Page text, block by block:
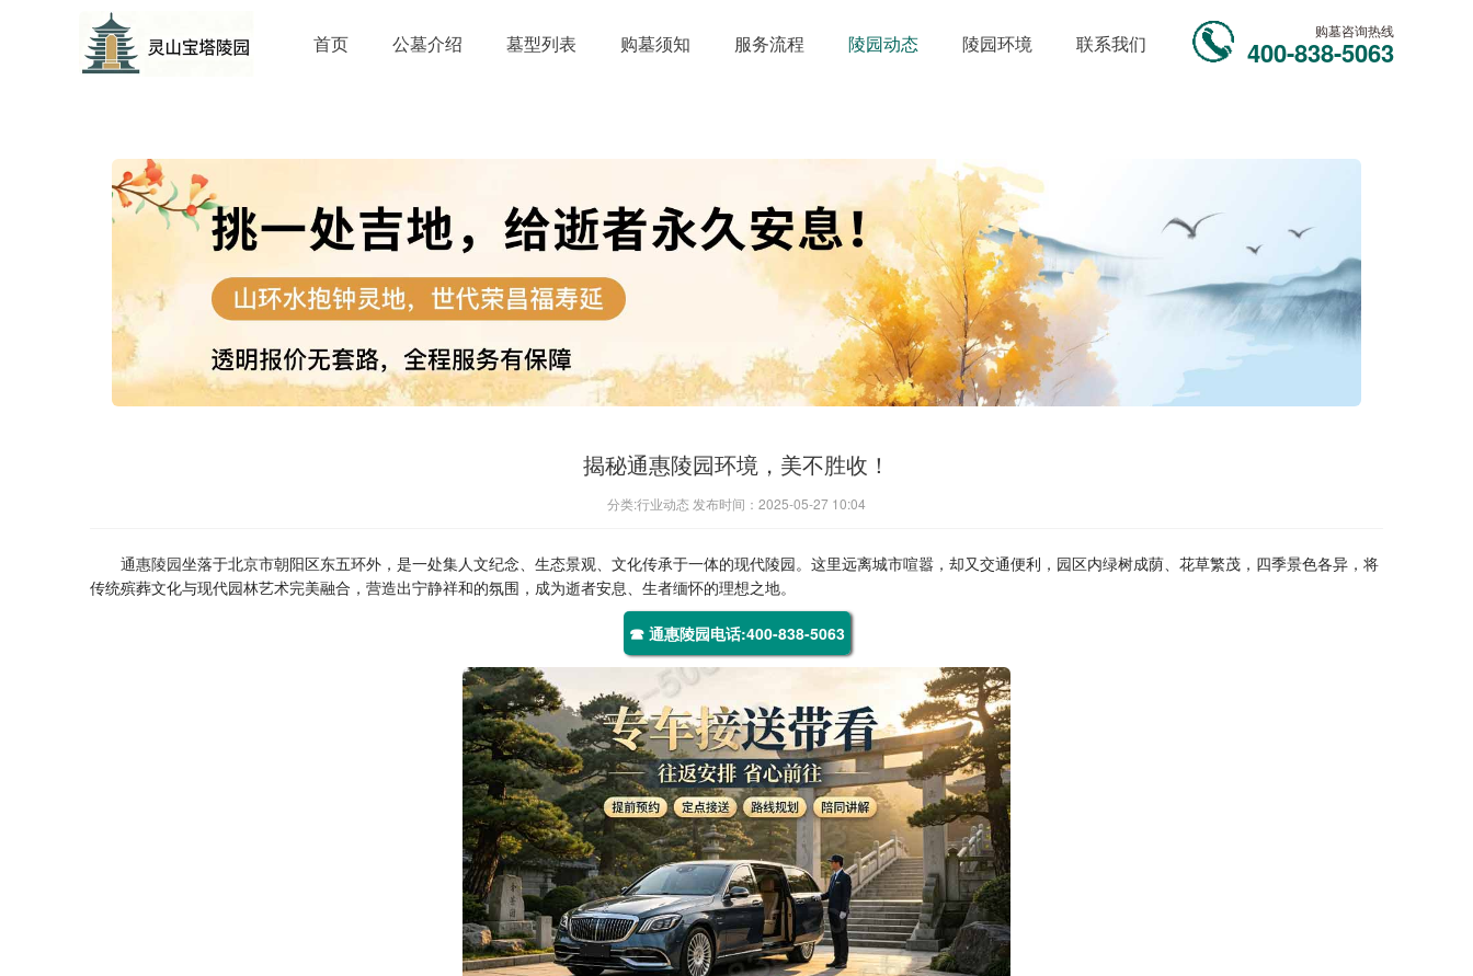
首页 公墓介绍 墓型列表 购墓须知 服务流程 陵园动态 陵园环境 联系我们
购墓咨询热线
400-838-5063
揭秘通惠陵园环境，美不胜收！
分类:行业动态 发布时间：2025-05-27 10:04
通惠陵园坐落于北京市朝阳区东五环外，是一处集人文纪念、生态景观、文化传承于一体的现代陵园。这里远离城市喧嚣，却又交通便利，园区内绿树成荫、花草繁茂，四季景色各异，将
传统殡葬文化与现代园林艺术完美融合，营造出宁静祥和的氛围，成为逝者安息、生者缅怀的理想之地。
☎ 通惠陵园电话:400-838-5063